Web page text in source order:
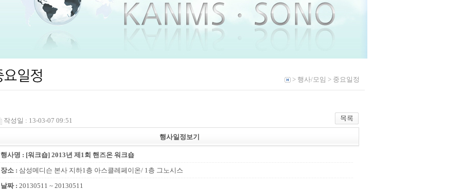
> 행사/모임 > 중요일정
작성일 : 13-03-07 09:51
행사일정보기
행사명 : [워크숍] 2013년 제1회 핸즈온 워크숍
장소 : 삼성메디슨 본사 지하1층 아스클레페이온/ 1층 그노시스
날짜 : 20130511 ~ 20130511